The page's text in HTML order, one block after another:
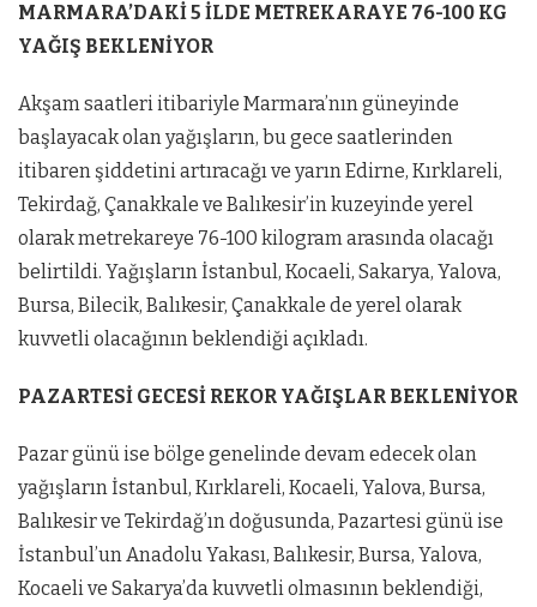
MARMARA’DAKİ 5 İLDE METREKARAYE 76-100 KG
YAĞIŞ BEKLENİYOR
Akşam saatleri itibariyle Marmara’nın güneyinde
başlayacak olan yağışların, bu gece saatlerinden
itibaren şiddetini artıracağı ve yarın Edirne, Kırklareli,
Tekirdağ, Çanakkale ve Balıkesir’in kuzeyinde yerel
olarak metrekareye 76-100 kilogram arasında olacağı
belirtildi. Yağışların İstanbul, Kocaeli, Sakarya, Yalova,
Bursa, Bilecik, Balıkesir, Çanakkale de yerel olarak
kuvvetli olacağının beklendiği açıkladı.
PAZARTESİ GECESİ REKOR YAĞIŞLAR BEKLENİYOR
Pazar günü ise bölge genelinde devam edecek olan
yağışların İstanbul, Kırklareli, Kocaeli, Yalova, Bursa,
Balıkesir ve Tekirdağ’ın doğusunda, Pazartesi günü ise
İstanbul’un Anadolu Yakası, Balıkesir, Bursa, Yalova,
Kocaeli ve Sakarya’da kuvvetli olmasının beklendiği,